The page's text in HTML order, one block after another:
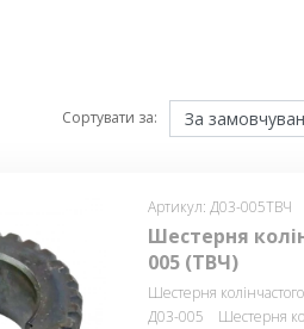
Сортувати за:
Артикул: Д03-005ТВЧ
Шестерня
005 (ТВЧ)
Шестерня
Д03-005 Шестерня